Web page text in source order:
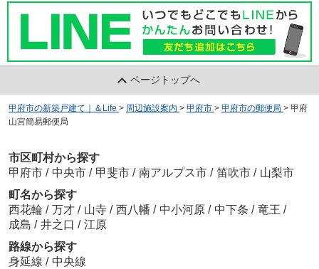
ページトップへ
甲府市の新築戸建て｜＆Life > 周辺施設案内 > 甲府市 > 甲府市の郵便局 > 甲府
山宮簡易郵便局
市区町村から探す
甲府市 / 中央市 / 甲斐市 / 南アルプス市 / 笛吹市 / 山梨市
町名から探す
西花輪 / 万才 / 山寺 / 西八幡 / 中小河原 / 中下条 / 竜王 /
成島 / 井之口 / 江原
路線から探す
身延線 / 中央線